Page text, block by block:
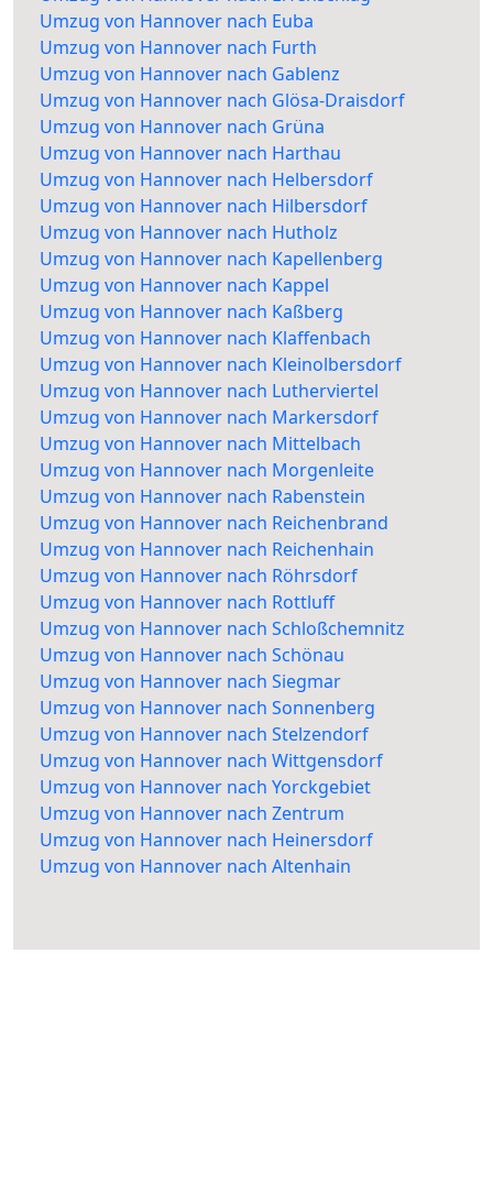
Umzug von Hannover nach Euba
Umzug von Hannover nach Furth
Umzug von Hannover nach Gablenz
Umzug von Hannover nach Glösa-Draisdorf
Umzug von Hannover nach Grüna
Umzug von Hannover nach Harthau
Umzug von Hannover nach Helbersdorf
Umzug von Hannover nach Hilbersdorf
Umzug von Hannover nach Hutholz
Umzug von Hannover nach Kapellenberg
Umzug von Hannover nach Kappel
Umzug von Hannover nach Kaßberg
Umzug von Hannover nach Klaffenbach
Umzug von Hannover nach Kleinolbersdorf
Umzug von Hannover nach Lutherviertel
Umzug von Hannover nach Markersdorf
Umzug von Hannover nach Mittelbach
Umzug von Hannover nach Morgenleite
Umzug von Hannover nach Rabenstein
Umzug von Hannover nach Reichenbrand
Umzug von Hannover nach Reichenhain
Umzug von Hannover nach Röhrsdorf
Umzug von Hannover nach Rottluff
Umzug von Hannover nach Schloßchemnitz
Umzug von Hannover nach Schönau
Umzug von Hannover nach Siegmar
Umzug von Hannover nach Sonnenberg
Umzug von Hannover nach Stelzendorf
Umzug von Hannover nach Wittgensdorf
Umzug von Hannover nach Yorckgebiet
Umzug von Hannover nach Zentrum
Umzug von Hannover nach Heinersdorf
Umzug von Hannover nach Altenhain